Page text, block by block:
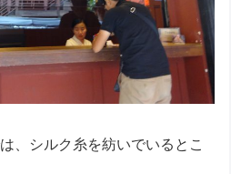
、シルク糸を紡いでいるとこ